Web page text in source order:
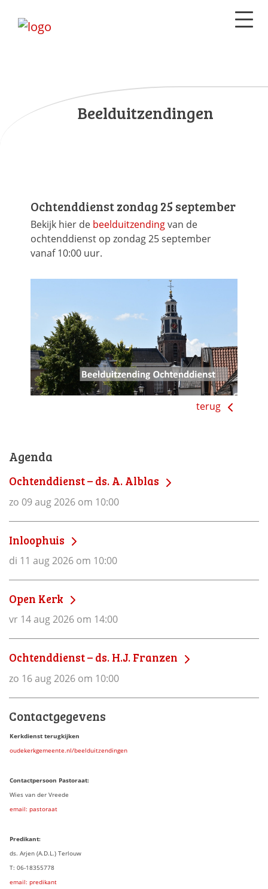
Beelduitzendingen
Ochtenddienst zondag 25 september
Bekijk hier de beelduitzendingvan de
ochtenddienst op zondag 25 september
vanaf 10:00 uur.
terug
Agenda
Ochtenddienst – ds. A. Alblas
zo 09 aug 2026 om 10:00
Inloophuis
di 11 aug 2026 om 10:00
Open Kerk
vr 14 aug 2026 om 14:00
Ochtenddienst – ds. H.J. Franzen
zo 16 aug 2026 om 10:00
Contactgegevens
Kerkdienst terugkijken
oudekerkgemeente.nl/beelduitzendingen
Contactpersoon Pastoraat:
Wies van der Vreede
email: pastoraat
Predikant:
ds. Arjen (A.D.L.) Terlouw
T: 06-18355778
email: predikant